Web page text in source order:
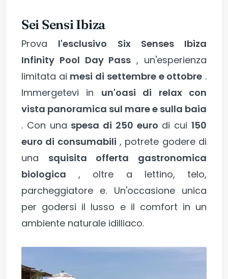
Sei Sensi Ibiza
Prova l'esclusivo Six Senses Ibiza
Infinity Pool Day Pass , un'esperienza
limitata ai mesi di settembre e ottobre .
Immergetevi in un'oasi di relax con
vista panoramica sul mare e sulla baia
. Con una spesa di 250 euro di cui150
euro di consumabili , potrete godere di
una squisita offerta gastronomica
biologica , oltre a lettino, telo,
parcheggiatore e. Un'occasione unica
per godersi il lusso e il comfort in un
ambiente naturale idilliaco.